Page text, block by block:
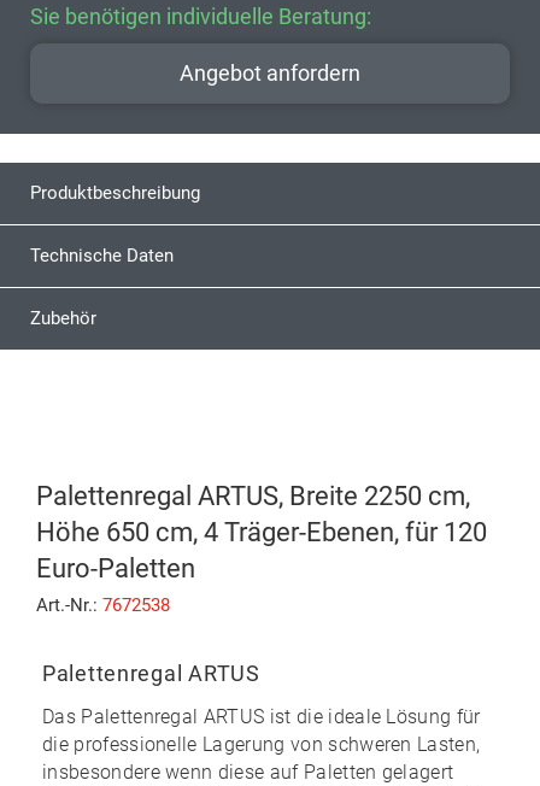
Sie benötigen individuelle Beratung:
Angebot anfordern
Produktbeschreibung
Technische Daten
Zubehör
Palettenregal ARTUS, Breite 2250 cm,
Höhe 650 cm, 4 Träger-Ebenen, für 120
Euro-Paletten
Art.-Nr.: 7672538
Palettenregal ARTUS
Das Palettenregal ARTUS ist die ideale Lösung für
die professionelle Lagerung von schweren Lasten,
insbesondere wenn diese auf Paletten gelagert